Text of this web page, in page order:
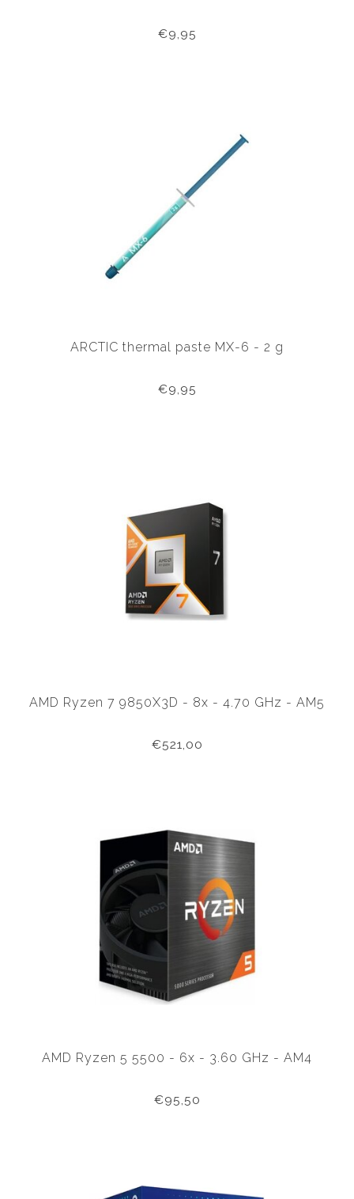
€9,95
ARCTIC thermal paste MX-6 - 2 g
€9,95
AMD Ryzen 7 9850X3D - 8x - 4.70 GHz - AM5
€521,00
AMD Ryzen 5 5500 - 6x - 3.60 GHz - AM4
€95,50